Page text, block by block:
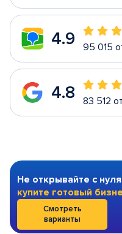
4.9 95 015
4.8 83 512
Не открывайте с
купите готовый
Смотреть
варианты